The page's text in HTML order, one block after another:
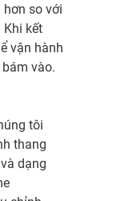
hơn so với
kết
vận hành
vào.
tôi
thang
dạng